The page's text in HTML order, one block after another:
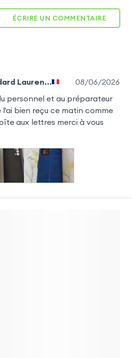
ÉCRIRE UN COMMENTAIRE
Lauren...
08/06/2026
personnel et au préparateur
bien reçu ce matin comme
aux lettres merci à vous